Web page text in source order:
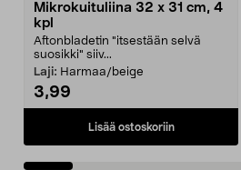
Mikrokuituliina 32 x 31 cm, 4
kpl
Aftonbladetin "itsestään selvä
suosikki" siiv...
Laji: Harmaa/beige
3,99
Lisää ostoskoriin